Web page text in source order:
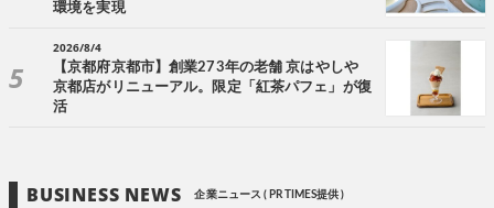
環境を実現
2026/8/4
【京都府京都市】創業273年の老舗 京はやしや
京都店がリニューアル。限定「紅茶パフェ」が復
活
BUSINESS NEWS 企業ニュース ( PR TIMES提供 )